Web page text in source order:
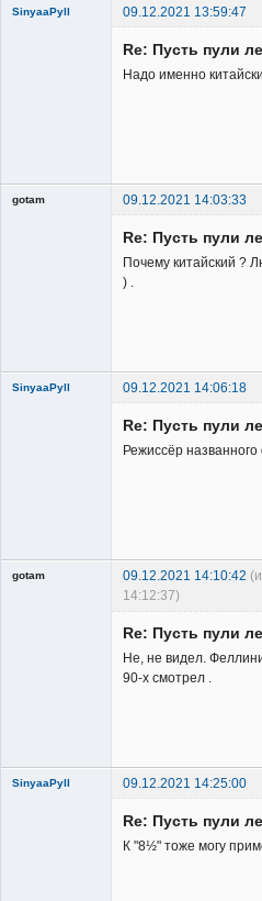
SinyaaPyll 09.12.2021 13:59:47
Re: Пусть пули
Надо именно
gotam
09.12.2021 14:03:33
Re: Пусть пули
Почему китайский ?
) .
SinyaaPyll 09.12.2021 14:06:18
Re: Пусть пули
Режиссёр
gotam 09.12.2021 14:10:42
14:12:37)
Re: Пусть пули
Не, не видел.
90-х смотрел .
SinyaaPyll 09.12.2021 14:25:00
Re: Пусть пули
К "8½" тоже могу